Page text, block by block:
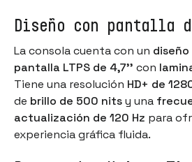
Diseño con pantalla
La consola cuenta con un
pantalla LTPS de 4,7'' con
Tiene una resolución HD+ de
de brillo de 500 nitsy una
actualización de 120 Hz para
experiencia gráfica fluida.